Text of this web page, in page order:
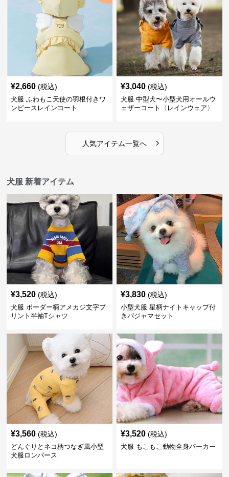
¥2,660 (税込)
犬服 ふわもこ天使の羽根付きワ
ンピースレインコート
¥3,040 (税込)
犬服 中型犬〜小型犬用オールウ
ェザーコート〈レインウェア〉
人気アイテム一覧へ ›
犬服 新着アイテム
¥3,520 (税込)
犬服 ボーダー柄アメカジ文字プ
リント半袖Tシャツ
¥3,830 (税込)
小型犬服 星柄ナイトキャップ付
きパジャマセット
¥3,560 (税込)
どんぐりとネコ柄つなぎ風小型
犬服ロンパース
¥3,520 (税込)
犬服 もこもこ動物全身パーカー